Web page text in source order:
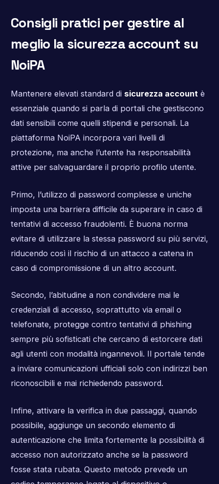
Consigli pratici per gestire al
meglio la sicurezza account su
NoiPA
Mantenere elevati standard di sicurezza accountè
essenziale quando si parla di portali che gestiscono
dati sensibili come quelli stipendi e personali. La
piattaforma NoiPA incorpora vari livelli di
protezione, ma anche l’utente ha responsabilità
attive per salvaguardare il proprio profilo utente.
Primo, l’utilizzo di password complesse e uniche
imposta una barriera difficile da superare in caso di
tentativi di accesso fraudolenti. È buona norma
evitare di utilizzare la stessa password su più servizi,
riducendo così il rischio di un attacco a catena in
caso di compromissione di un altro account.
Secondo, l’abitudine a non condividere mai le
credenziali di accesso, soprattutto via email o
telefonate, protegge contro tentativi di phishing
sempre più sofisticati che cercano di estorcere dati
agli utenti con modalità ingannevoli. Il portale tende
a inviare comunicazioni ufficiali solo con indirizzi ben
riconoscibili e mai richiedendo password.
Infine, attivare la verifica in due passaggi, quando
possibile, aggiunge un secondo elemento di
autenticazione che limita fortemente la possibilità di
accesso non autorizzato anche se la password
fosse stata rubata. Questo metodo prevede un